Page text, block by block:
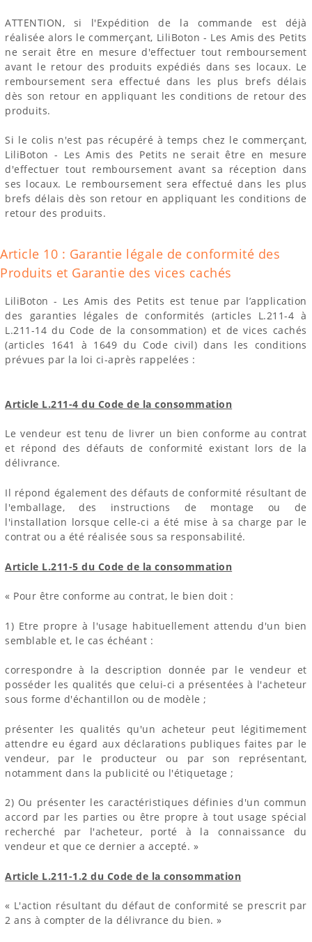
ATTENTION, si l'Expédition de la commande est déjà
réalisée alors le commerçant, LiliBoton - Les Amis des Petits
ne serait être en mesure d'effectuer tout remboursement
avant le retour des produits expédiés dans ses locaux. Le
remboursement sera effectué dans les plus brefs délais
dès son retour en appliquant les conditions de retour des
produits.
Si le colis n'est pas récupéré à temps chez le commerçant,
LiliBoton - Les Amis des Petits ne serait être en mesure
d'effectuer tout remboursement avant sa réception dans
ses locaux. Le remboursement sera effectué dans les plus
brefs délais dès son retour en appliquant les conditions de
retour des produits.
Article 10 : Garantie légale de conformité des
Produits et Garantie des vices cachés
LiliBoton - Les Amis des Petits est tenue par l’application
des garanties légales de conformités (articles L.211-4 à
L.211-14 du Code de la consommation) et de vices cachés
(articles 1641 à 1649 du Code civil) dans les conditions
prévues par la loi ci-après rappelées :
Article L.211-4 du Code de la consommation
Le vendeur est tenu de livrer un bien conforme au contrat
et répond des défauts de conformité existant lors de la
délivrance.
Il répond également des défauts de conformité résultant de
l'emballage, des instructions de montage ou de
l'installation lorsque celle-ci a été mise à sa charge par le
contrat ou a été réalisée sous sa responsabilité.
Article L.211-5 du Code de la consommation
« Pour être conforme au contrat, le bien doit :
1) Etre propre à l'usage habituellement attendu d'un bien
semblable et, le cas échéant :
correspondre à la description donnée par le vendeur et
posséder les qualités que celui-ci a présentées à l'acheteur
sous forme d'échantillon ou de modèle ;
présenter les qualités qu'un acheteur peut légitimement
attendre eu égard aux déclarations publiques faites par le
vendeur, par le producteur ou par son représentant,
notamment dans la publicité ou l'étiquetage ;
2) Ou présenter les caractéristiques définies d'un commun
accord par les parties ou être propre à tout usage spécial
recherché par l'acheteur, porté à la connaissance du
vendeur et que ce dernier a accepté. »
Article L.211-1.2 du Code de la consommation
« L'action résultant du défaut de conformité se prescrit par
2 ans à compter de la délivrance du bien. »